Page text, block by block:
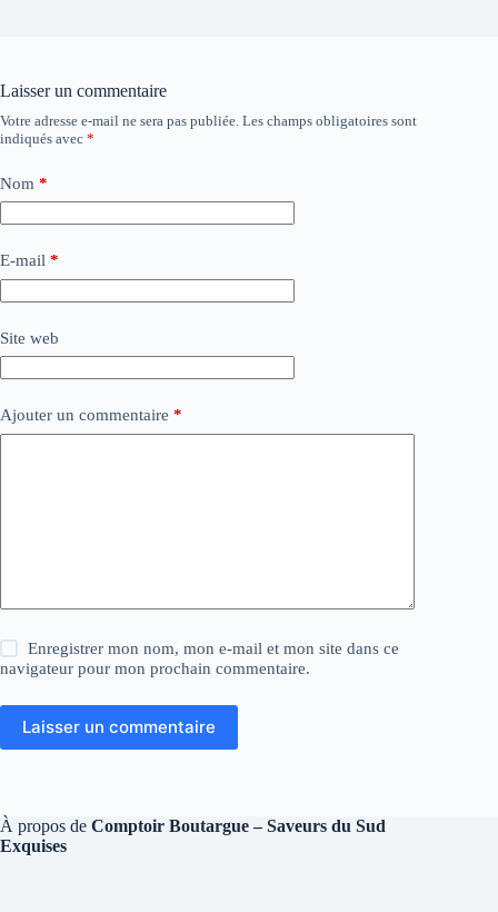
Laisser un commentaire
Votre adresse e-mail ne sera pas publiée. Les champs obligatoires sont
indiqués avec *
Nom *
E-mail *
Site web
Ajouter un commentaire *
Enregistrer mon nom, mon e-mail et mon site dans ce
navigateur pour mon prochain commentaire.
Laisser un commentaire
À propos de Comptoir Boutargue – Saveurs du Sud
Exquises